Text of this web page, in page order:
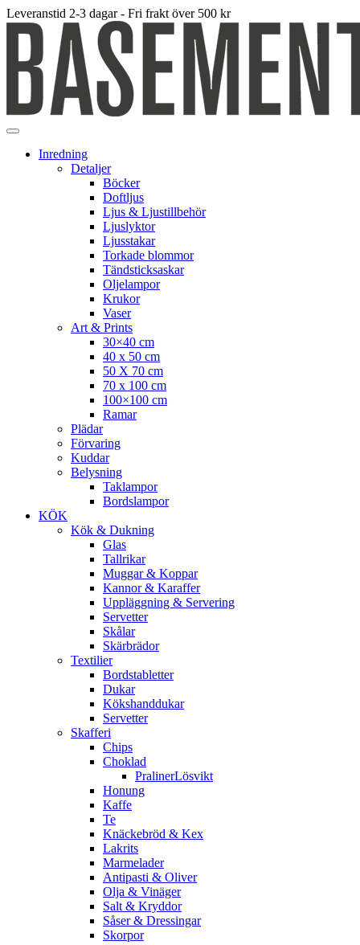
Leveranstid 2-3 dagar - Fri frakt över 500 kr
Inredning
Detaljer
Böcker
Doftljus
Ljus & Ljustillbehör
Ljuslyktor
Ljusstakar
Torkade blommor
Tändsticksaskar
Oljelampor
Krukor
Vaser
Art & Prints
30×40 cm
40 x 50 cm
50 X 70 cm
70 x 100 cm
100×100 cm
Ramar
Plädar
Förvaring
Kuddar
Belysning
Taklampor
Bordslampor
KÖK
Kök & Dukning
Glas
Tallrikar
Muggar & Koppar
Kannor & Karaffer
Uppläggning & Servering
Servetter
Skålar
Skärbrädor
Textilier
Bordstabletter
Dukar
Kökshanddukar
Servetter
Skafferi
Chips
Choklad
PralinerLösvikt
Honung
Kaffe
Te
Knäckebröd & Kex
Lakrits
Marmelader
Antipasti & Oliver
Olja & Vinäger
Salt & Kryddor
Såser & Dressingar
Skorpor